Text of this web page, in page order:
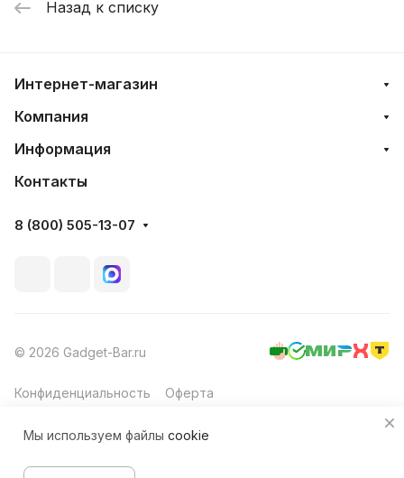
Назад к списку
Интернет-магазин
Компания
Информация
Контакты
8 (800) 505-13-07
© 2026 Gadget-Bar.ru
Конфиденциальность Оферта
Мы используем файлы cookie